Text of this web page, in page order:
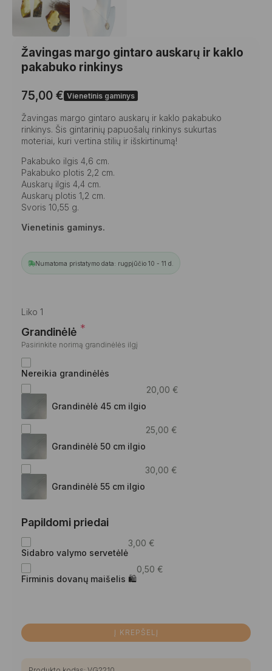
Žavingas margo gintaro auskarų ir kaklo
pakabuko rinkinys
75,00 € Vienetinis gaminys
Žavingas margo gintaro auskarų ir kaklo pakabuko
rinkinys. Šis gintarinių papuošalų rinkinys sukurtas
moteriai, kuri vertina stilių ir išskirtinumą!
Pakabuko ilgis 4,6 cm.
Pakabuko plotis 2,2 cm.
Auskarų ilgis 4,4 cm.
Auskarų plotis 1,2 cm.
Svoris 10,55 g.
Vienetinis gaminys.
Numatoma pristatymo data: rugpjūčio 10 - 11 d.
Liko 1
Grandinėlė *
Pasirinkite norimą grandinėlės ilgį
Nereikia grandinėlės
Grandinėlė 45 cm ilgio
20,00 €
Grandinėlė 50 cm ilgio
25,00 €
Grandinėlė 55 cm ilgio
30,00 €
Papildomi priedai
Sidabro valymo servetėlė
3,00 €
Firminis dovanų maišelis 🛍
0,50 €
Į KREPŠELĮ